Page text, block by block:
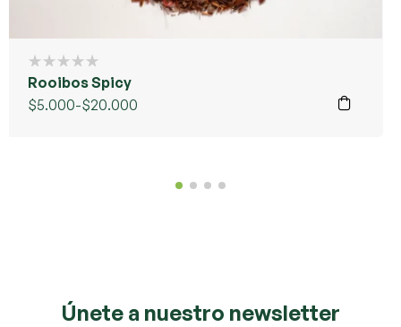
Rooibos Spicy
$5.000-$20.000
Únete a nuestro newsletter